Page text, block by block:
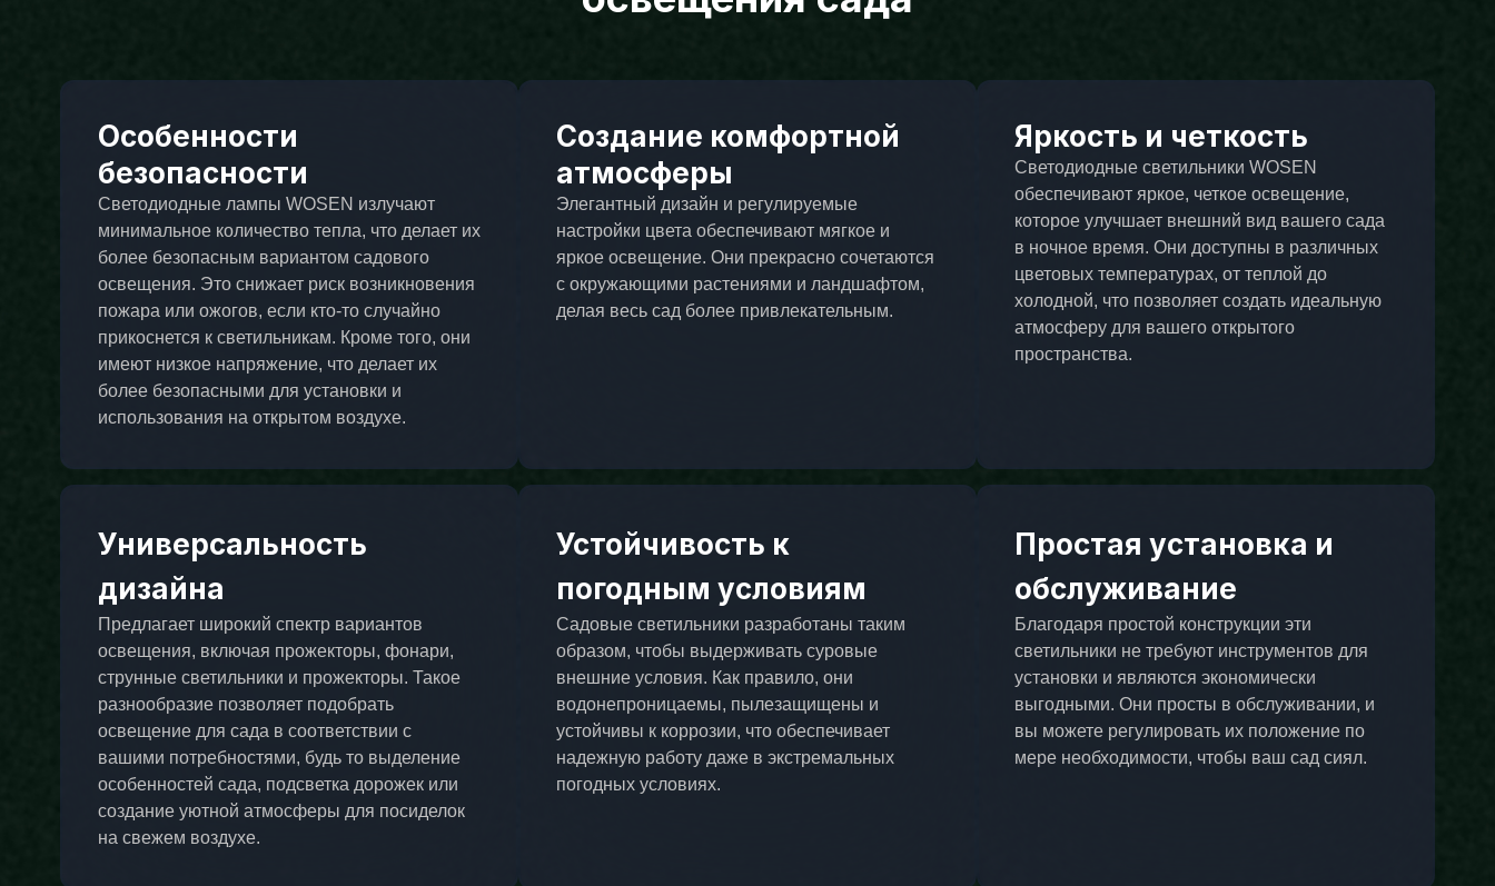
Особенности
безопасности
Светодиодные лампы WOSEN излучают
минимальное количество тепла, что делает их
более безопасным вариантом садового
освещения. Это снижает риск возникновения
пожара или ожогов, если кто-то случайно
прикоснется к светильникам. Кроме того, они
имеют низкое напряжение, что делает их
более безопасными для установки и
использования на открытом воздухе.
Создание комфортной
атмосферы
Элегантный дизайн и регулируемые
настройки цвета обеспечивают мягкое и
яркое освещение. Они прекрасно сочетаются
с окружающими растениями и ландшафтом,
делая весь сад более привлекательным.
Яркость и четкость
Светодиодные светильники WOSEN
обеспечивают яркое, четкое освещение,
которое улучшает внешний вид вашего сада
в ночное время. Они доступны в различных
цветовых температурах, от теплой до
холодной, что позволяет создать идеальную
атмосферу для вашего открытого
пространства.
Универсальность
дизайна
Предлагает широкий спектр вариантов
освещения, включая прожекторы, фонари,
струнные светильники и прожекторы. Такое
разнообразие позволяет подобрать
освещение для сада в соответствии с
вашими потребностями, будь то выделение
особенностей сада, подсветка дорожек или
создание уютной атмосферы для посиделок
на свежем воздухе.
Устойчивость к
погодным условиям
Садовые светильники разработаны таким
образом, чтобы выдерживать суровые
внешние условия. Как правило, они
водонепроницаемы, пылезащищены и
устойчивы к коррозии, что обеспечивает
надежную работу даже в экстремальных
погодных условиях.
Простая установка и
обслуживание
Благодаря простой конструкции эти
светильники не требуют инструментов для
установки и являются экономически
выгодными. Они просты в обслуживании, и
вы можете регулировать их положение по
мере необходимости, чтобы ваш сад сиял.